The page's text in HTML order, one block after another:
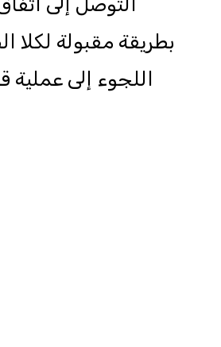
بطريقة مقبولة لكلا
اللجوء إلى عملية